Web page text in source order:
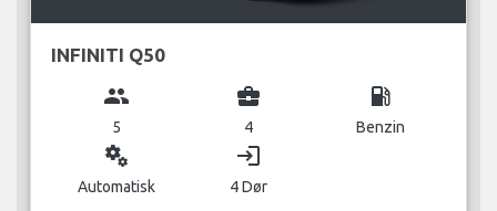
INFINITI Q50
group
5
business_center
4
local_gas_station
Benzin
miscellaneous_services
Automatisk
login
4 Dør